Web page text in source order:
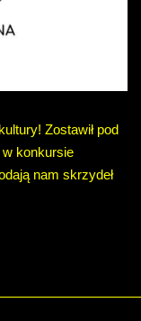
Zostawił pod
konkursie
ą nam skrzydeł